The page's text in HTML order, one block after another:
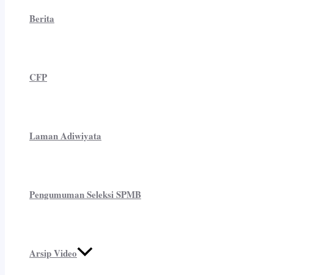
Berita
CFP
Laman Adiwiyata
Pengumuman Seleksi SPMB
Arsip Video